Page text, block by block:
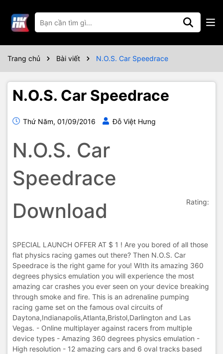
Trang chủ Bài viết N.O.S. Car Speedrace
N.O.S. Car Speedrace
Thứ Năm, 01/09/2016 Đỗ Việt Hưng
N.O.S. Car
Speedrace
Rating:
Download
SPECIAL LAUNCH OFFER AT $ 1 ! Are you bored of all those
flat physics racing games out there? Then N.O.S. Car
Speedrace is the right game for you! WIth its amazing 360
degrees physics emulation you will experience the most
amazing car crashes you ever seen on your device breaking
through smoke and fire. This is an adrenaline pumping
racing game set on the famous oval circuits of
Daytona,Indianapolis,Atlanta,Bristol,Darlington and Las
Vegas. - Online multiplayer against racers from multiple
device types - Amazing 360 degrees physics emulation -
High resolution - 12 amazing cars and 6 oval tracks based